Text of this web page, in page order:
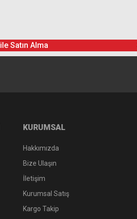
Satın Alma
KURUMSAL
Hakkımızda
Bize Ulaşın
İletişim
Kurumsal Satış
Kargo Takip